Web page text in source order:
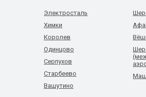
Электросталь
Химки
Королев
Одинцово
Серпухов
Старбеево
Вашутино